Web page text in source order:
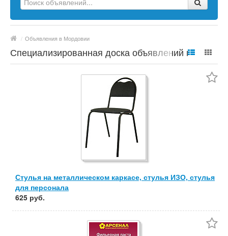
Оборудование
Еще
/ Объявления в Мордовии
Специализированная доска объявлений по
Стулья на металлическом каркасе, стулья ИЗО, стулья
для персонала
625 руб.